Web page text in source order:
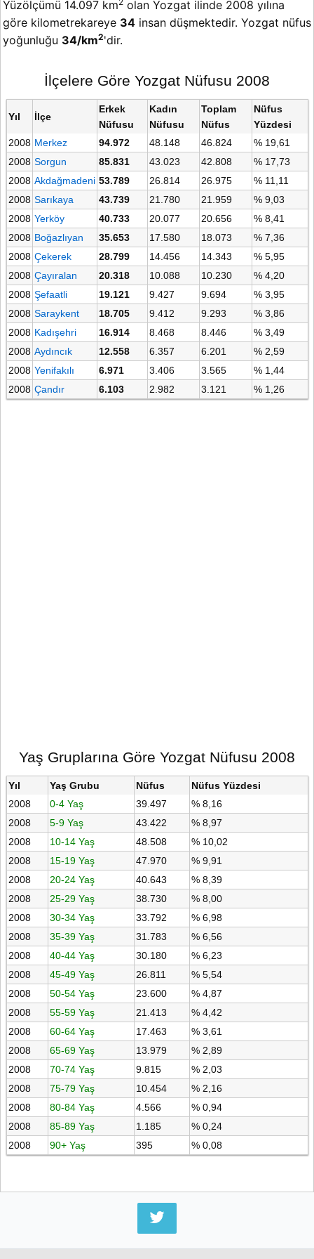
Yüzölçümü 14.097 km
olan Yozgat ilinde 2008 yılına
göre kilometrekareye 34 insan düşmektedir. Yozgat nüfus
yoğunluğu 34/km2'dir.
İlçelere Göre Yozgat Nüfusu 2008
Yıl İlçe
Erkek
Nüfusu
Kadın
Nüfusu
Toplam
Nüfus
Nüfus
Yüzdesi
2008 Merkez 94.972 48.148 46.824
% 19,61
2008 Sorgun 85.831 43.023 42.808
% 17,73
2008 Akdağmadeni 53.789 26.814 26.975
% 11,11
2008 Sarıkaya 43.739 21.780 21.959
% 9,03
2008 Yerköy 40.733 20.077 20.656
% 8,41
2008 Boğazlıyan 35.653 17.580 18.073
% 7,36
2008 Çekerek 28.799 14.456 14.343
% 5,95
2008 Çayıralan 20.318 10.088 10.230
% 4,20
2008 Şefaatli 19.121 9.427 9.694
% 3,95
2008 Saraykent 18.705 9.412 9.293
% 3,86
2008 Kadışehri 16.914 8.468 8.446
% 3,49
2008 Aydıncık 12.558 6.357 6.201
% 2,59
2008 Yenifakılı 6.971 3.406 3.565
% 1,44
2008 Çandır 6.103 2.982 3.121 % 1,26
Yaş Gruplarına Göre Yozgat Nüfusu 2008
Yıl Yaş Grubu Nüfus
Nüfus Yüzdesi
2008
0-4 Yaş 39.497
% 8,16
2008
5-9 Yaş 43.422
% 8,97
2008
10-14 Yaş 48.508
% 10,02
2008
15-19 Yaş 47.970
% 9,91
2008
20-24 Yaş 40.643
% 8,39
2008
25-29 Yaş 38.730
% 8,00
2008
30-34 Yaş 33.792
% 6,98
2008
35-39 Yaş 31.783
% 6,56
2008
40-44 Yaş 30.180
% 6,23
2008
45-49 Yaş 26.811
% 5,54
2008
50-54 Yaş 23.600
% 4,87
2008
55-59 Yaş 21.413
% 4,42
2008
60-64 Yaş 17.463
% 3,61
2008
65-69 Yaş 13.979
% 2,89
2008
70-74 Yaş 9.815
% 2,03
2008
75-79 Yaş 10.454
% 2,16
2008
80-84 Yaş 4.566
% 0,94
2008
85-89 Yaş 1.185
% 0,24
2008
90+ Yaş 395 % 0,08